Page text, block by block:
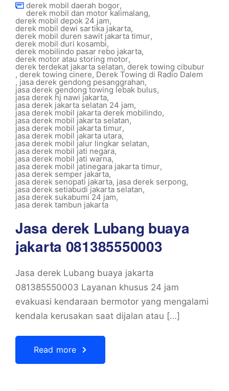
derek mobil daerah bogor,
derek mobil dan motor kalimalang,
derek mobil depok 24 jam,
derek mobil dewi sartika jakarta,
derek mobil duren sawit jakarta timur,
derek mobil duri kosambi,
derek mobilindo pasar rebo jakarta,
derek motor atau storing motor,
derek terdekat jakarta selatan, derek towing cibubur
, derek towing cinere, Derek Towing di Radio Dalem
, jasa derek gendong pesanggrahan,
jasa derek gendong towing lebak bulus,
jasa derek hj nawi jakarta,
jasa derek jakarta selatan 24 jam,
jasa derek mobil jakarta derek mobilindo,
jasa derek mobil jakarta selatan,
jasa derek mobil jakarta timur,
jasa derek mobil jakarta utara,
jasa derek mobil jalur lingkar selatan,
jasa derek mobil jati negara,
jasa derek mobil jati warna,
jasa derek mobil jatinegara jakarta timur,
jasa derek semper jakarta,
jasa derek senopati jakarta, jasa derek serpong,
jasa derek setiabudi jakarta selatan,
jasa derek sukabumi 24 jam,
jasa derek tambun jakarta
Jasa derek Lubang buaya
jakarta 081385550003
Jasa derek Lubang buaya jakarta
081385550003 Layanan khusus 24 jam
evakuasi kendaraan bermotor yang mengalami
kendala kerusakan saat dijalan atau […]
Read more